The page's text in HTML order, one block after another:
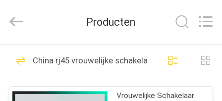
HUIS
PRODUCTEN
Reserved.
rj45 modulaire Jack
82
Producten
China rj45 vrouwelijke schakelaar
Vrouwelijke Schakelaar